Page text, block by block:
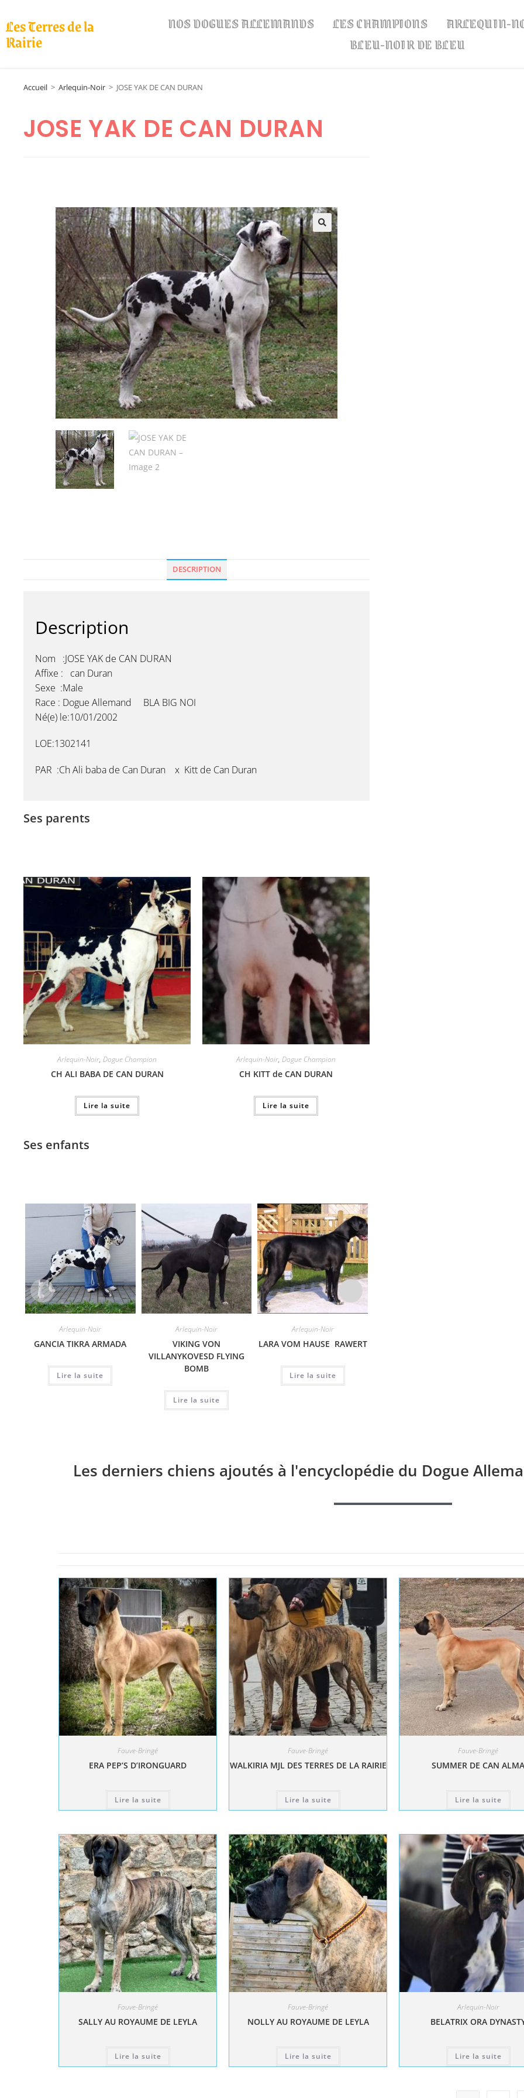
Les Terres de la
Rairie
NOS DOGUES ALLEMANDS LES CHAMPIONS ARLEQUIN-
BLEU-NOIR DE BLEU
Accueil > Arlequin-Noir > JOSE YAK DE CAN DURAN
JOSE YAK DE CAN DURAN
🔍
DESCRIPTION
Description
Nom :JOSE YAK de CAN DURAN
Affixe : can Duran
Sexe :Male
Race : Dogue Allemand BLA BIG NOI
Né(e) le:10/01/2002
LOE:1302141
PAR :Ch Ali baba de Can Duran x Kitt de Can Duran
Ses parents
Arlequin-Noir, Dogue Champion
CH ALI BABA DE CAN DURAN
Lire la suite
Arlequin-Noir, Dogue Champion
CH KITT de CAN DURAN
Lire la suite
Ses enfants
Arlequin-Noir
GANCIA TIKRA ARMADA
Lire la suite
Arlequin-Noir
VIKING VON
VILLANYKOVESD FLYING
BOMB
Lire la suite
Arlequin-Noir
LARA VOM HAUSE RAWERT
Lire la suite
Les derniers chiens ajoutés à l'encyclopédie du Dogue
Fauve-Bringé
ERA PEP’S D’IRONGUARD
Lire la suite
Fauve-Bringé
WALKIRIA MJL DES TERRES DE LA RAIRIE
Lire la suite
Fauve-Bringé
SUMMER DE CAN ALMA
Lire la suite
Fauve-Bringé
SALLY AU ROYAUME DE LEYLA
Lire la suite
Fauve-Bringé
NOLLY AU ROYAUME DE LEYLA
Lire la suite
Arlequin-Noir
BELATRIX ORA
Lire la suite